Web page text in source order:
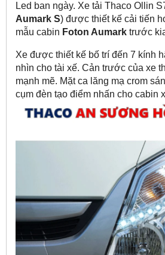
Led ban ngày. Xe tải Thaco Ollin
Aumark S) được thiết kế cải tiến
mẫu cabin Foton Aumark trước
Xe được thiết kế bố trí đến 7 kính
nhìn cho tài xế. Cản trước của xe
mạnh mẽ. Mặt ca lăng mạ crom
cụm đèn tạo điểm nhấn cho cabin